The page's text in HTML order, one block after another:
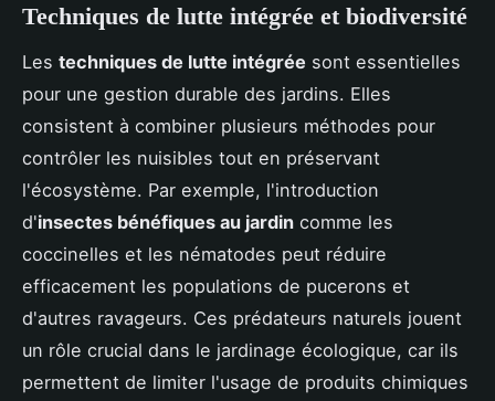
Techniques de lutte intégrée et biodiversité
Les techniques de lutte intégrée sont essentielles
pour une gestion durable des jardins. Elles
consistent à combiner plusieurs méthodes pour
contrôler les nuisibles tout en préservant
l'écosystème. Par exemple, l'introduction
d'insectes bénéfiques au jardin comme les
coccinelles et les nématodes peut réduire
efficacement les populations de pucerons et
d'autres ravageurs. Ces prédateurs naturels jouent
un rôle crucial dans le jardinage écologique, car ils
permettent de limiter l'usage de produits chimiques